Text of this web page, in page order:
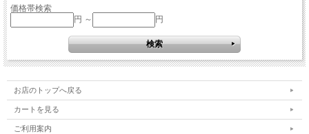
価格帯検索
円 ～
円
お店のトップへ戻る
カートを見る
ご利用案内